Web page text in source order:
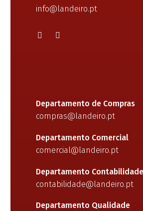
info@landeiro.pt
Departamento de Compras
compras@landeiro.pt
Departamento Comercial
comercial@landeiro.pt
Departamento Contabilidade
contabilidade@landeiro.pt
Departamento Qualidade